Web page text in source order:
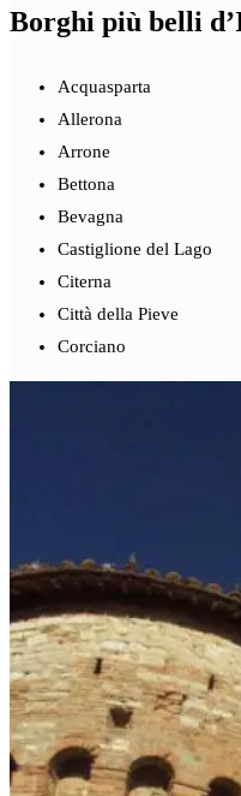
Borghi più belli
Acquasparta
Allerona
Arrone
Bettona
Bevagna
Castiglione del Lago
Citerna
Città della Pieve
Corciano